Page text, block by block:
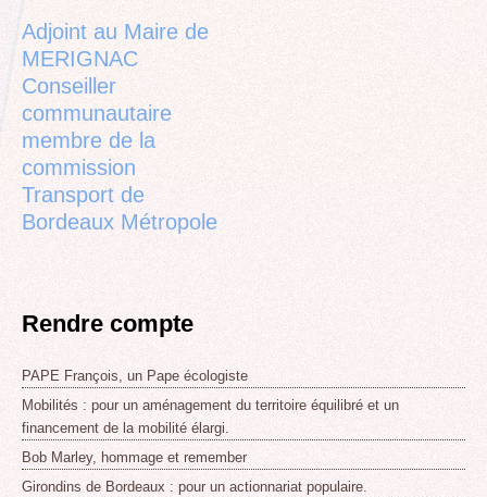
Adjoint au Maire de
MERIGNAC
Conseiller
communautaire
membre de la
commission
Transport de
Bordeaux Métropole
Rendre compte
PAPE François, un Pape écologiste
Mobilités : pour un aménagement du territoire équilibré et un
financement de la mobilité élargi.
Bob Marley, hommage et remember
Girondins de Bordeaux : pour un actionnariat populaire.